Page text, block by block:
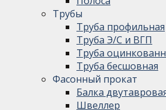
Трубы
Труба профильная
Труба Э/С и ВГП
Труба
Труба бесшовная
Фасонный прокат
Балка
Швеллер